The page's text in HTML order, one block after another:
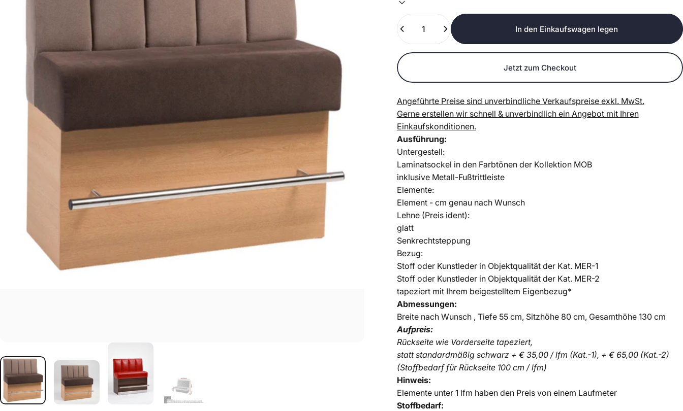
Anzahl
In den Einkaufswagen legen
Jetzt zum Checkout
Angeführte Preise sind unverbindliche Verkaufspreise exkl. MwSt.
Gerne erstellen wir schnell & unverbindlich ein Angebot mit Ihren
Einkaufskonditionen.
Ausführung:
Untergestell:
Laminatsockel in den Farbtönen der Kollektion MOB
inklusive Metall-Fußtrittleiste
Elemente:
Element - cm genau nach Wunsch
Lehne (Preis ident):
glatt
Senkrechtsteppung
Bezug:
Stoff oder Kunstleder in Objektqualität der Kat. MER-1
Stoff oder Kunstleder in Objektqualität der Kat. MER-2
tapeziert mit Ihrem beigestelltem Eigenbezug*
Abmessungen:
Breite nach Wunsch , Tiefe 55 cm, Sitzhöhe 80 cm, Gesamthöhe 130 cm
Aufpreis:
Rückseite wie Vorderseite tapeziert,
statt standardmäßig schwarz + € 35,00 / lfm (Kat.-1), + € 65,00 (Kat.-2)
(Stoffbedarf für Rückseite 100 cm / lfm)
Hinweis:
Elemente unter 1 lfm haben den Preis von einem Laufmeter
Stoffbedarf: